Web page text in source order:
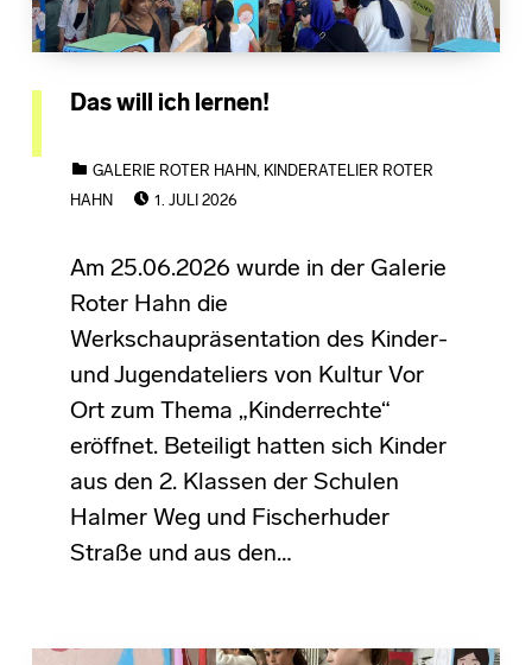
Das will ich lernen!
GALERIE ROTER HAHN
KINDERATELIER ROTER
HAHN
1. JULI 2026
Am 25.06.2026 wurde in der Galerie
Roter Hahn die
Werkschaupräsentation des Kinder-
und Jugendateliers von Kultur Vor
Ort zum Thema „Kinderrechte“
eröffnet. Beteiligt hatten sich Kinder
aus den 2. Klassen der Schulen
Halmer Weg und Fischerhuder
Straße und aus den…